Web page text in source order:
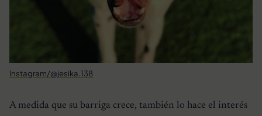
Instagram/@jesika.138
A medida que su barriga crece, también lo hace el interés